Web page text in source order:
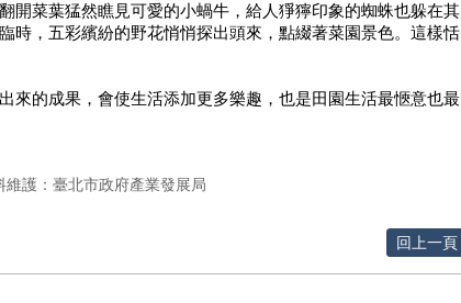
開菜葉猛然瞧見可愛的小蝸牛，給人猙獰印象的蜘蛛也躲在其
時，五彩繽紛的野花悄悄探出頭來，點綴著菜園景色。這樣恬
來的成果，會使生活添加更多樂趣，也是田園生活最愜意也最
維護：臺北市政府產業發展局
回上一頁